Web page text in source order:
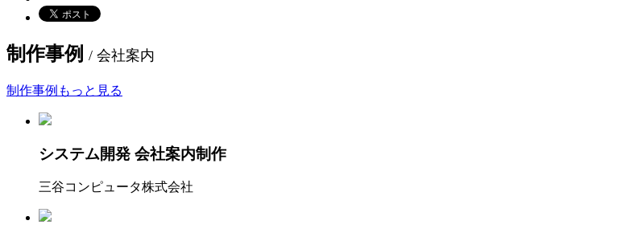
制作事例 / 会社案内
制作事例もっと見る
システム開発 会社案内制作
三谷コンピュータ株式会社